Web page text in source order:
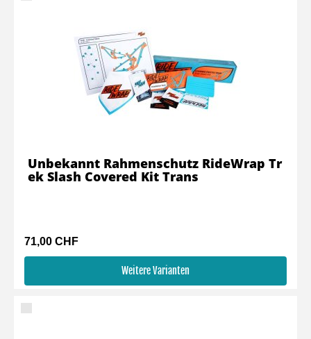
71,00 CHF
Weitere Varianten
Unbekannt Rahmenschutz RideWrap Tr
ek Slash Covered Kit Trans